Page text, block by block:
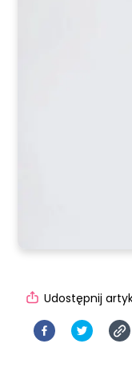
Udostępnij